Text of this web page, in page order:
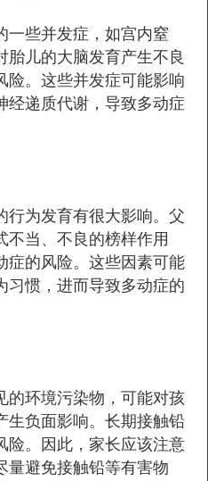
些并发症，如宫内窒
胎儿的大脑发育产生不良
险。这些并发症可能影响
经递质代谢，导致多动症
为发育有很大影响。父
不当、不良的榜样作用
症的风险。这些因素可能
习惯，进而导致多动症的
环境污染物，可能对孩
生负面影响。长期接触铅
险。因此，家长应该注意
量避免接触铅等有害物